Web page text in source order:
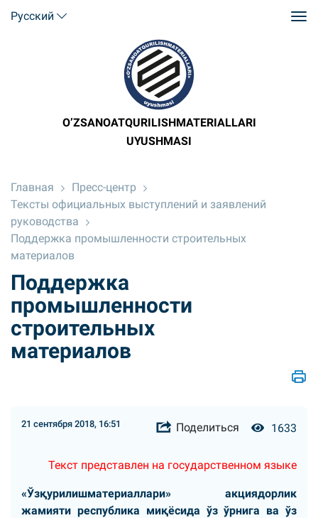
Русский
O’ZSANOATQURILISHMATERIALLARI
UYUSHMASI
Главная
Пресс-центр
Тексты официальных выступлений и заявлений
руководства
Поддержка промышленности строительных
материалов
Поддержка
промышленности
строительных
материалов
21 сентября 2018, 16:51 Поделиться 1633
Текст представлен на государственном языке
«Ўзқурилишматериаллари» акциядорлик
жамияти республика миқёсида ўз ўрнига ва ўз